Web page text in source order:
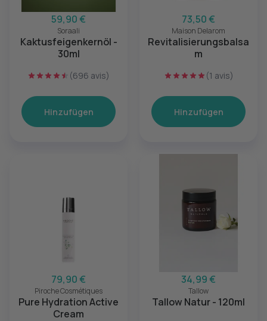
59,90 €
Soraali
Kaktusfeigenkernöl -
30ml
(696 avis)
Hinzufügen
73,50 €
Maison Delarom
Revitalisierungsbalsa
m
(1 avis)
Hinzufügen
79,90 €
Piroche Cosmétiques
Pure Hydration Active
Cream
34,99 €
Tallow
Tallow Natur - 120ml